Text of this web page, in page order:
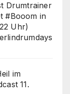
Drumtrainer
#Booom in
Uhr)
im
11.